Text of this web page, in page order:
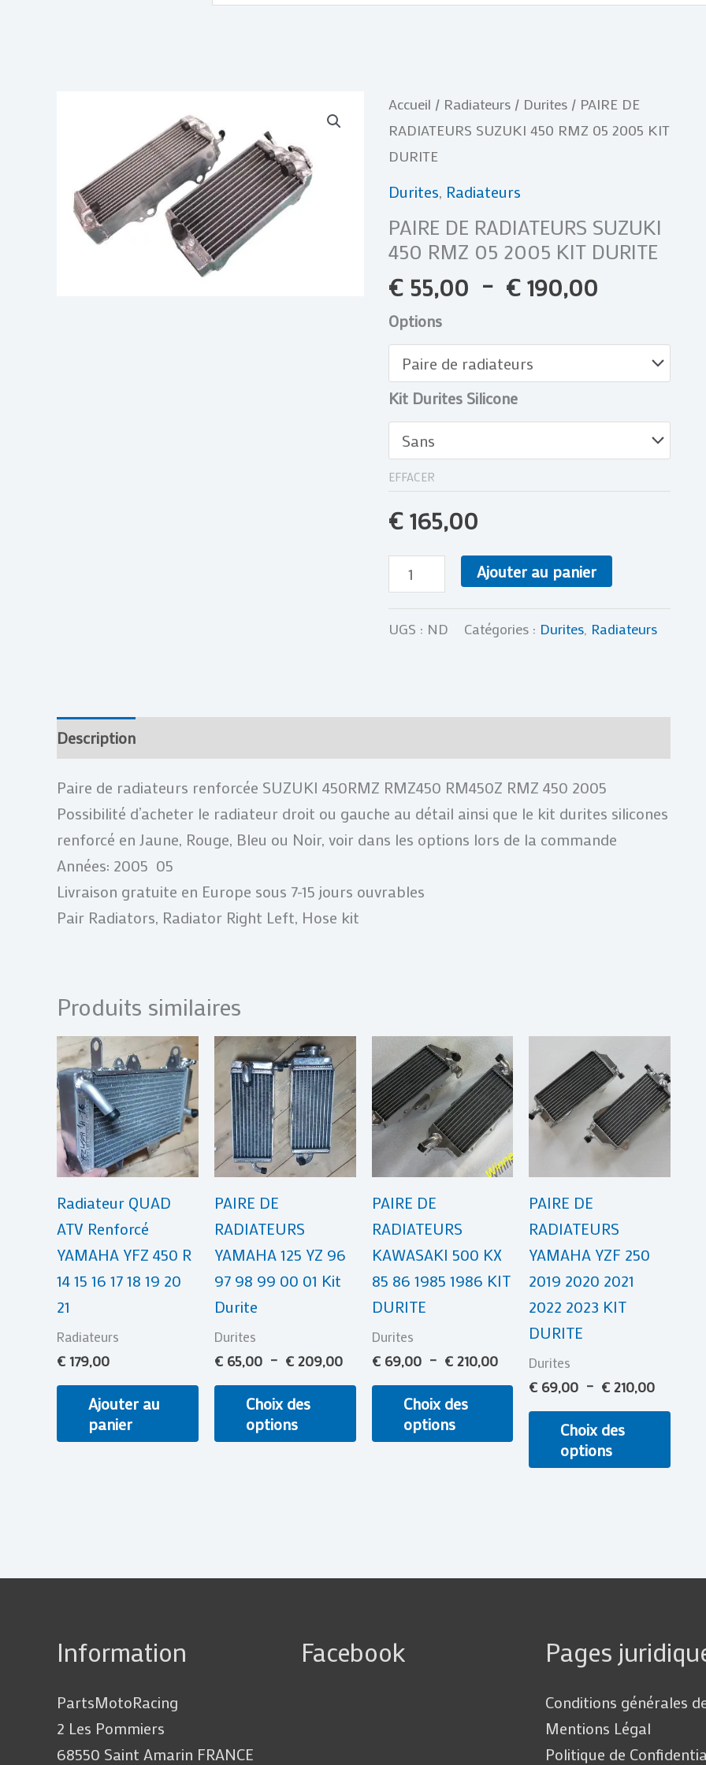
Accueil / Radiateurs/ Durites/ PAIRE DE
RADIATEURS SUZUKI 450 RMZ 05 2005 KIT
DURITE
Durites, Radiateurs
PAIRE DE RADIATEURS SUZUKI
450 RMZ 05 2005 KIT DURITE
€55,00 – €190,00
Plage
de
€ 190,00
Options
Kit Durites Silicone
EFFACER
€165,00
quantité
de
PAIRE
SUZUKI
450
RMZ
05
2005
KIT
DURITE
Ajouter au panier
UGS : ND Catégories : Durites, Radiateurs
Description
Paire de radiateurs renforcée SUZUKI 450RMZ RMZ450 RM450Z RMZ 450 2005
Possibilité d’acheter le radiateur droit ou gauche au détail ainsi que le kit durites silicones
renforcé en Jaune, Rouge, Bleu ou Noir, voir dans les options lors de la commande
Années: 2005 05
Livraison gratuite en Europe sous 7-15 jours ouvrables
Pair Radiators, Radiator Right Left, Hose kit
Produits similaires
Radiateur QUAD
ATV Renforcé
YAMAHA YFZ 450 R
14 15 16 17 18 19 20
21
Radiateurs
€ 179,00
Ajouter au
panier
PAIRE DE
RADIATEURS
YAMAHA 125 YZ 96
97 98 99 00 01 Kit
Durite
Durites
€65,00 – €209,00
Plage
de
prix :
€ 65,00
à
€ 209,00
Choix des
options
Ce
produit
a
plusieurs
variations.
Les
options
peuvent
être
choisies
sur
page
du
produit
PAIRE DE
RADIATEURS
KAWASAKI 500 KX
85 86 1985 1986 KIT
DURITE
Durites
€69,00 – €210,00
de
prix :
€ 69,00
à
€ 210,00
Choix des
options
produit
a
plusieurs
variations.
Les
options
peuvent
être
choisies
sur
page
du
produit
PAIRE DE
RADIATEURS
YAMAHA YZF 250
2019 2020 2021
2022 2023 KIT
DURITE
Durites
€ 69,00 – € 210,00
prix :
€ 69,00
à
Choix des
options
a
Les
Information
PartsMotoRacing
2 Les Pommiers
68550 Saint Amarin FRANCE
Facebook Pages
Conditions générales
Mentions Légal
Politique de